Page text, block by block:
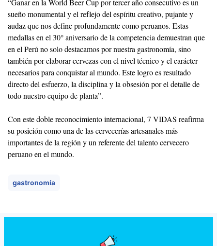
“Ganar en la World Beer Cup por tercer año consecutivo es un
sueño monumental y el reflejo del espíritu creativo, pujante y
audaz que nos define profundamente como peruanos. Estas
medallas en el 30° aniversario de la competencia demuestran que
en el Perú no solo destacamos por nuestra gastronomía, sino
también por elaborar cervezas con el nivel técnico y el carácter
necesarios para conquistar al mundo. Este logro es resultado
directo del esfuerzo, la disciplina y la obsesión por el detalle de
todo nuestro equipo de planta”.
Con este doble reconocimiento internacional, 7 VIDAS reafirma
su posición como una de las cervecerías artesanales más
importantes de la región y un referente del talento cervecero
peruano en el mundo.
gastronomía